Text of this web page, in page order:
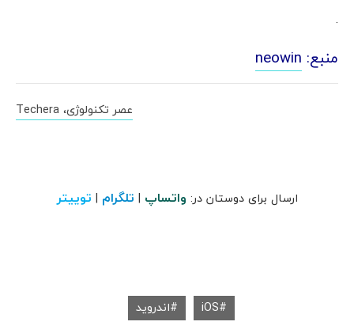
.
منبع: neowin
عصر تکنولوژی، Techera
ارسال برای دوستان در: واتساپ | تلگرام | توییتر
iOS اندروید